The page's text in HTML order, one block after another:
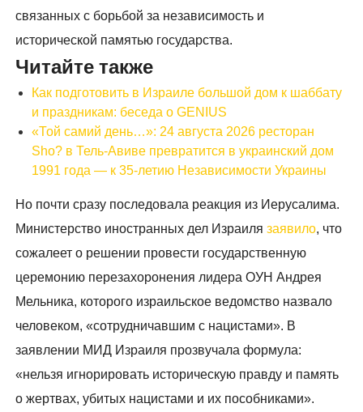
связанных с борьбой за независимость и
исторической памятью государства.
Читайте также
Как подготовить в Израиле большой дом к шаббату
и праздникам: беседа о GENIUS
«Той самий день…»: 24 августа 2026 ресторан
Sho? в Тель-Авиве превратится в украинский дом
1991 года — к 35-летию Независимости Украины
Но почти сразу последовала реакция из Иерусалима.
Министерство иностранных дел Израилязаявило, что
сожалеет о решении провести государственную
церемонию перезахоронения лидера ОУН Андрея
Мельника, которого израильское ведомство назвало
человеком, «сотрудничавшим с нацистами». В
заявлении МИД Израиля прозвучала формула:
«нельзя игнорировать историческую правду и память
о жертвах, убитых нацистами и их пособниками».